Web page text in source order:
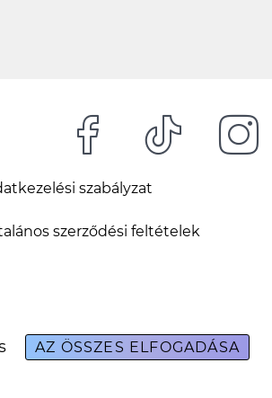
szabályzat
szerződési feltételek
AZ ÖSSZES ELFOGADÁSA